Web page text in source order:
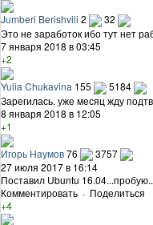
Jumberi Berishvili 2
32
Это не заработок ибо тут нет
7 января 2018 в 03:45
+2
Yulia Chukavina 155
5184
Зарегилась. уже месяц жду
8 января 2018 в 12:05
+1
Игорь Наумов76
3757
27 июля 2017 в 16:14
Поставил Ubuntu
Комментировать · Поделиться
+4